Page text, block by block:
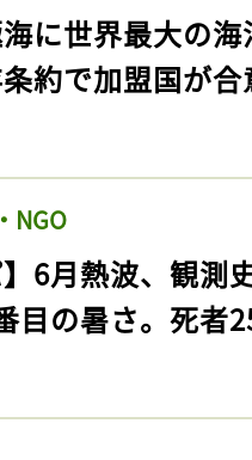
海に世界最大の
約で加盟国が合
NGO
】6月熱波、観
目の暑さ。死者